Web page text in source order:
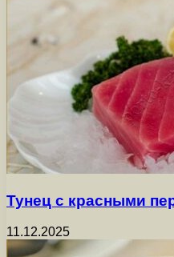
Тунец с красными
11.12.2025